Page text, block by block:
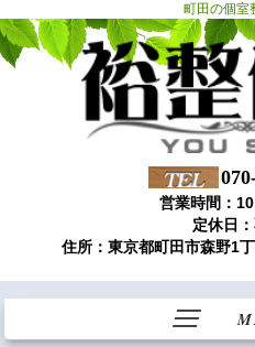
町田の個室
営業時間：
定休日
住所：東京都町田市森野1